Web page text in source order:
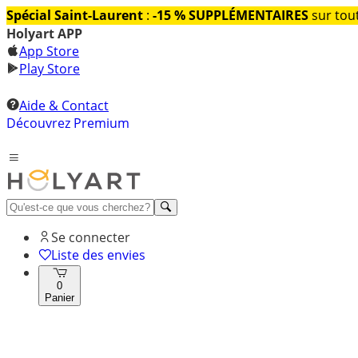
Spécial Saint-Laurent : -15 % SUPPLÉMENTAIRESsur
Holyart APP
App Store
Play Store
Aide & Contact
Découvrez Premium
Se connecter
Liste des envies
0
Panier